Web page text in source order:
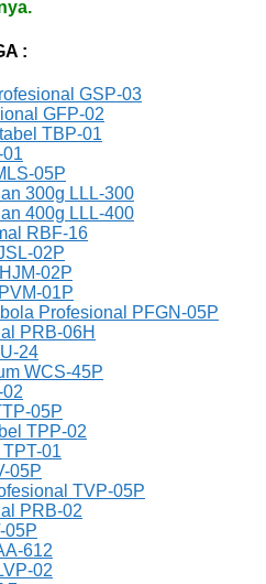
:
GSP-03
GFP-02
TBP-01
05P
300g LLL-300
400g LLL-400
RBF-16
02P
02P
01P
Profesional PFGN-05P
PRB-06H
24
WCS-45P
05P
TPP-02
01
05P
TVP-05P
PRB-02
05P
612
02